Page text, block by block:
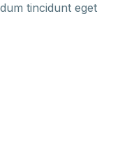
tincidunt eget